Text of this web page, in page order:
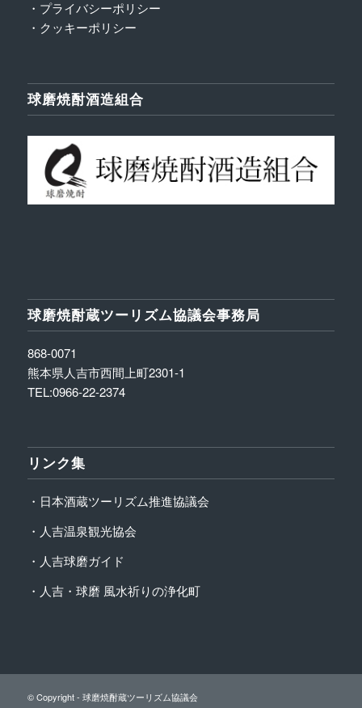
・プライバシーポリシー
・クッキーポリシー
球磨焼酎酒造組合
球磨焼酎蔵ツーリズム協議会事務局
868-0071
熊本県人吉市西間上町2301-1
TEL:0966-22-2374
リンク集
・日本酒蔵ツーリズム推進協議会
・人吉温泉観光協会
・人吉球磨ガイド
・人吉・球磨 風水祈りの浄化町
© Copyright - 球磨焼酎蔵ツーリズム協議会